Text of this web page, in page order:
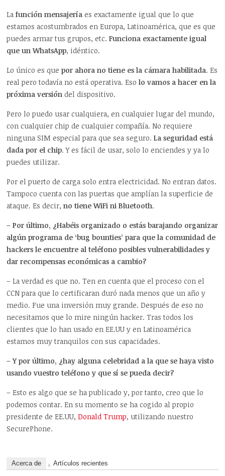
Lafunción mensajería es exactamente igual que lo que
estamos acostumbrados en Europa, Latinoamérica, que es que
puedes armar tus grupos, etc.Funciona exactamente igual
que un WhatsApp, idéntico.
Lo único es quepor ahora no tiene es la cámara habilitada. Es
real pero todavía no está operativa. Esolo vamos a hacer en la
próxima versión del dispositivo.
Pero lo puedo usar cualquiera, en cualquier lugar del mundo,
con cualquier chip de cualquier compañía. No requiere
ninguna SIM especial para que sea seguro.La seguridad está
dada por el chip. Y es fácil de usar, solo lo enciendes y ya lo
puedes utilizar.
Por el puerto de carga solo entra electricidad. No entran datos.
Tampoco cuenta con las puertas que amplían la superficie de
ataque. Es decir,no tiene WiFi ni Bluetooth.
– Por último, ¿Habéis organizado o estás barajando organizar
algún programa de ‘bug bounties’ para que la comunidad de
hackers le encuentre al teléfono posibles vulnerabilidades y
dar recompensas económicas a cambio?
– La verdad es que no. Ten en cuenta que el proceso con el
CCN para que lo certificaran duró nada menos que un año y
medio. Fue una inversión muy grande. Después de eso no
necesitamos que lo mire ningún hacker. Tras todos los
clientes que lo han usado en EE.UU y en Latinoamérica
estamos muy tranquilos con sus capacidades.
– Y por último, ¿hay alguna celebridad a la que se haya visto
usando vuestro teléfono y que sí se pueda decir?
– Esto es algo que se ha publicado y, por tanto, creo que lo
podemos contar. En su momento se ha cogido al propio
presidente de EE.UU,Donald Trump, utilizando nuestro
SecurePhone.
Acerca de Artículos recientes